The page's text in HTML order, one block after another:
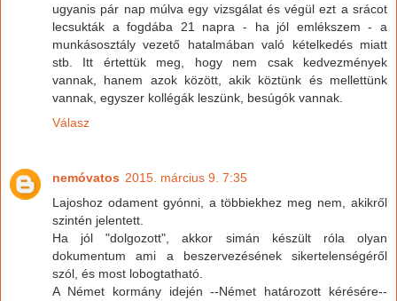
ugyanis pár nap múlva egy vizsgálat és végül ezt a srácot
lecsukták a fogdába 21 napra - ha jól emlékszem - a
munkásosztály vezető hatalmában való kételkedés miatt
stb. Itt értettük meg, hogy nem csak kedvezmények
vannak, hanem azok között, akik köztünk és mellettünk
vannak, egyszer kollégák leszünk, besúgók vannak.
Válasz
nemóvatos 2015. március 9. 7:35
Lajoshoz odament gyónni, a többiekhez meg nem, akikről
szintén jelentett.
Ha jól "dolgozott", akkor simán készült róla olyan
dokumentum ami a beszervezésének sikertelenségéről
szól, és most lobogtatható.
A Német kormány idején --Német határozott kérésére--